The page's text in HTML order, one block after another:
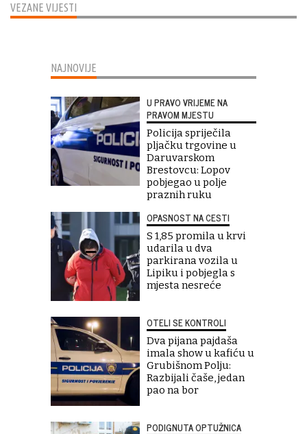
VEZANE VIJESTI
NAJNOVIJE
U PRAVO VRIJEME NA
PRAVOM MJESTU
Policija spriječila
pljačku trgovine u
Daruvarskom
Brestovcu: Lopov
pobjegao u polje
praznih ruku
OPASNOST NA CESTI
S 1,85 promila u krvi
udarila u dva
parkirana vozila u
Lipiku i pobjegla s
mjesta nesreće
OTELI SE KONTROLI
Dva pijana pajdaša
imala show u kafiću u
Grubišnom Polju:
Razbijali čaše, jedan
pao na bor
PODIGNUTA OPTUŽNICA